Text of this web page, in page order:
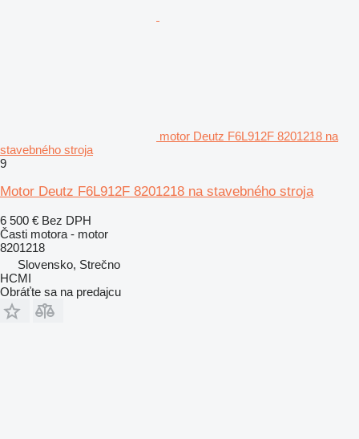
motor Deutz F6L912F 8201218 na
stavebného stroja
9
Motor Deutz F6L912F 8201218 na stavebného stroja
6 500 € Bez DPH
Časti motora - motor
8201218
Slovensko, Strečno
HCMI
Obráťte sa na predajcu